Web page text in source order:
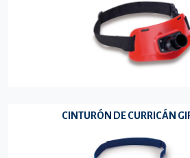
CINTURÓN DE CURRICÁN